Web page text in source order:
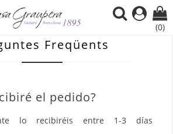
(0)
Freqüents
el pedido?
lo recibiréis entre 1-3 días